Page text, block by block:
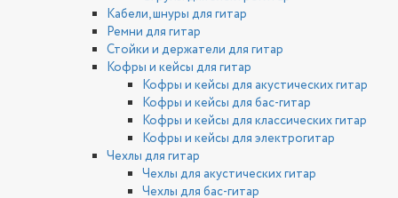
Кабели, шнуры для гитар
Ремни для гитар
Стойки и держатели для гитар
Кофры и кейсы для гитар
Кофры и кейсы для акустических гитар
Кофры и кейсы для бас-гитар
Кофры и кейсы для классических гитар
Кофры и кейсы для электрогитар
Чехлы для гитар
Чехлы для акустических гитар
Чехлы для бас-гитар